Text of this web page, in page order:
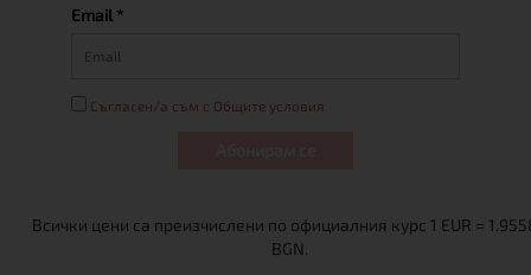
Email *
Съгласен/а съм с Общите условия